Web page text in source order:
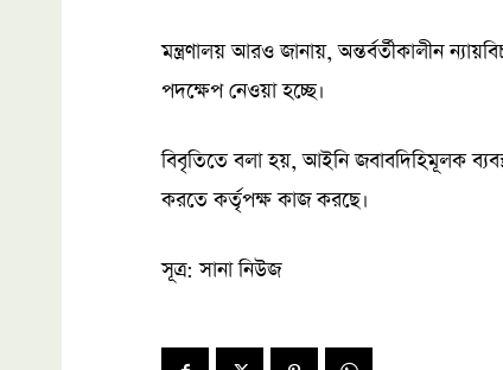
মন্ত্রণালয় আরও জানায়, অন্তর্বর্তীকালীন
পদক্ষেপ নেওয়া হচ্ছে।
বিবৃতিতে বলা হয়, আইনি জবাবদিহিমূলক
করতে কর্তৃপক্ষ কাজ করছে।
সূত্র: সানা নিউজ